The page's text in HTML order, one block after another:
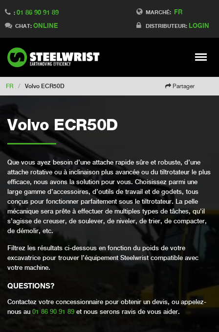
MARCHÉ: FR
DISTRIBUTEUR: LOGIN
: 01 86 90 91 89
CHAT: ONLINE
Meny
Switch to Finland
Switch to Denmark
Switch to China
Switch to Australia
Change market
FR / Volvo ECR50D Partager
Volvo ECR50D
Que vous ayez besoin d’une attache rapide sûre et robuste, d’une
attache rotative ou à inclinaison plus avancée ou du tiltrotateur le plus
efficace, nous avons la solution pour vous. Choisissez parmi une
large gamme d’accessoires, d’outils de travail et de godets, tous
conçus pour fonctionner parfaitement sous le tiltrotateur. La pelle
mécanique sera prête à effectuer de multiples types de tâches, qu’il
s’agisse de creuser, de soulever, de niveler, de trier, de compacter,
de démolir, etc.
Filtrez les résultats ci-dessous en fonction du poids de votre
excavatrice pour trouver l’équipement Steelwrist compatible avec
votre machine.
QUESTIONS?
Contactez votre concessionnaire pour obtenir un devis, ou appelez-
nous au 01 86 90 91 89 et nous serons ravis de vous aider.